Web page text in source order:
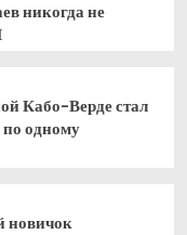
никогда не
Кабо-Верде стал
одному
новичок